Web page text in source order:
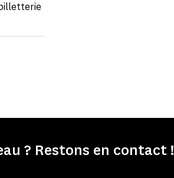
? Restons en contact !